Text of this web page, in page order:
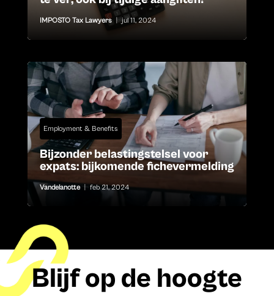
IMPOSTO Tax Lawyers jul 11, 2024
Employment & Benefits
Bijzonder belastingstelsel voor
expats: bijkomende fichevermelding
Vandelanotte feb 21, 2024
Blijf op de hoogte